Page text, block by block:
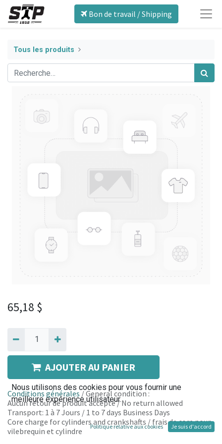
Bon de travail / Shipping
Tous les produits
65,18 $
AJOUTER AU PANIER
Conditions générales/ General condition :
Aucun retour de produit accepté / No return allowed
Transport: 1 à 7 Jours / 1 to 7 days Business Days
Core charge for cylinders and crankshafts / frais de core pour
vilebrequin et cylindre
Nous utilisons des cookies pour vous fournir une
meilleure expérience utilisateur.
Politique relative aux cookies Je suis d'accord